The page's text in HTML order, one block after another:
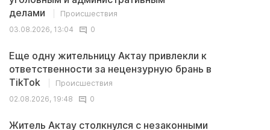
делами
Происшествия
03.08.2026, 13:04
0
Еще одну жительницу Актау привлекли к
ответственности за нецензурную брань в
TikTok
Происшествия
02.08.2026, 19:48
0
Житель Актау столкнулся с незаконными